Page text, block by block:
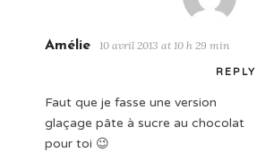
Amélie 10 avril 2013 at 10 h 29 min
REPLY
Faut que je fasse une version
glaçage pâte à sucre au chocolat
pour toi 😉